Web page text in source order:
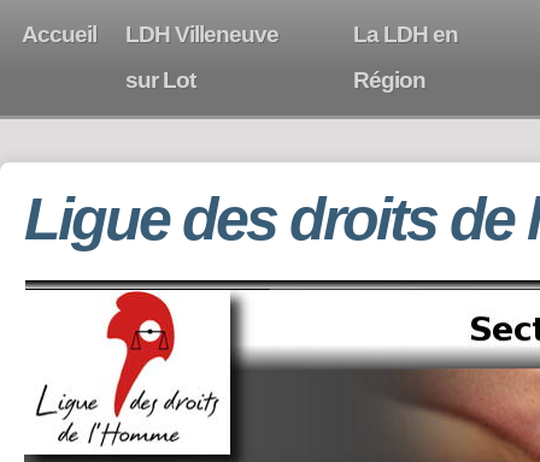
Accueil
LDH Villeneuve
sur Lot
La LDH en
Région
Ligue des droits de